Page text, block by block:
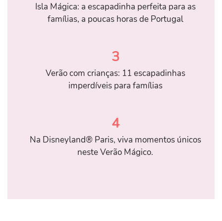
Isla Mágica: a escapadinha perfeita para as
famílias, a poucas horas de Portugal
3
Verão com crianças: 11 escapadinhas
imperdíveis para famílias
4
Na Disneyland® Paris, viva momentos únicos
neste Verão Mágico.